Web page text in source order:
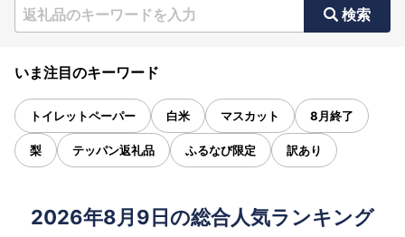
検索
いま注目のキーワード
トイレットペーパー 白米 マスカット 8月終了
梨 テッパン返礼品 ふるなび限定 訳あり
2026年8月9日の総合人気ランキング